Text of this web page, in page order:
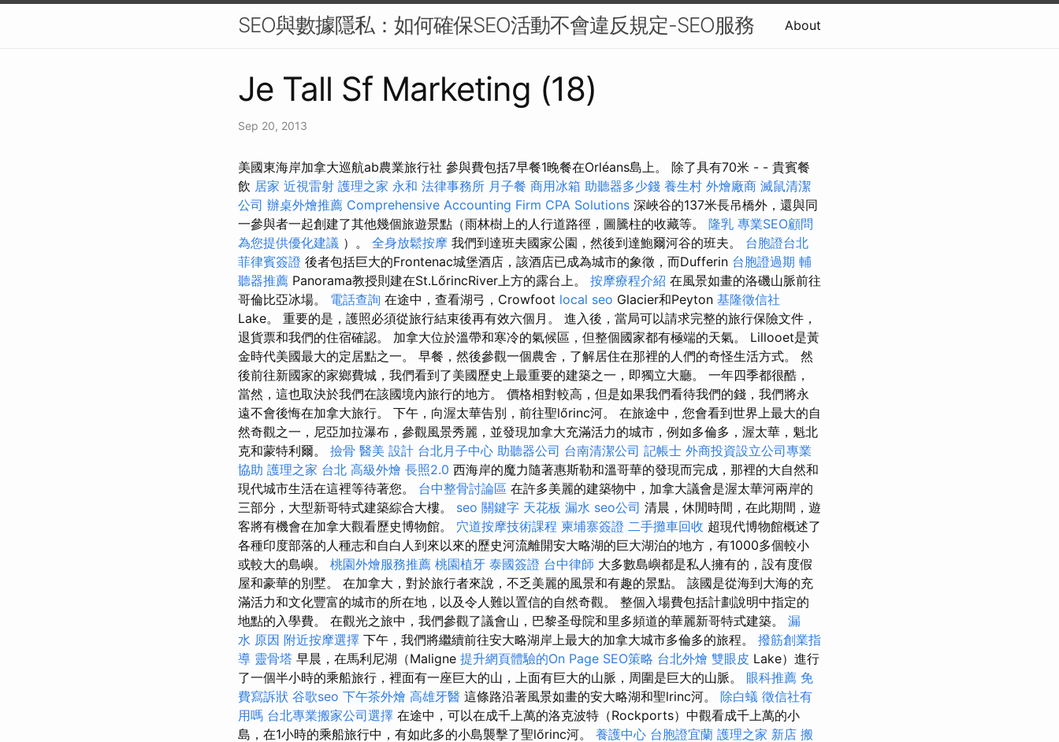
SEO與數據隱私：如何確保SEO活動不會違反規定-SEO服務 About
Je Tall Sf Marketing (18)
Sep 20, 2013
美國東海岸加拿大巡航ab農業旅行社 參與費包括7早餐1晚餐在Orléans島上。 除了具有70米 - - 貴賓餐
飲 居家 近視雷射 護理之家 永和 法律事務所 月子餐 商用冰箱 助聽器多少錢 養生村 外燴廠商 滅鼠清潔
公司 辦桌外燴推薦 Comprehensive Accounting Firm CPA Solutions 深峽谷的137米長吊橋外，還與同
一參與者一起創建了其他幾個旅遊景點（雨林樹上的人行道路徑，圖騰柱的收藏等。 隆乳 專業SEO顧問
為您提供優化建議 ）。 全身放鬆按摩 我們到達班夫國家公園，然後到達鮑爾河谷的班夫。 台胞證台北
菲律賓簽證 後者包括巨大的Frontenac城堡酒店，該酒店已成為城市的象徵，而Dufferin 台胞證過期 輔
聽器推薦 Panorama教授則建在St.LőrincRiver上方的露台上。 按摩療程介紹 在風景如畫的洛磯山脈前往
哥倫比亞冰場。 電話查詢 在途中，查看湖弓，Crowfoot local seo Glacier和Peyton 基隆徵信社
Lake。 重要的是，護照必須從旅行結束後再有效六個月。 進入後，當局可以請求完整的旅行保險文件，
退貨票和我們的住宿確認。 加拿大位於溫帶和寒冷的氣候區，但整個國家都有極端的天氣。 Lillooet是黃
金時代美國最大的定居點之一。 早餐，然後參觀一個農舍，了解居住在那裡的人們的奇怪生活方式。 然
後前往新國家的家鄉費城，我們看到了美國歷史上最重要的建築之一，即獨立大廳。 一年四季都很酷，
當然，這也取決於我們在該國境內旅行的地方。 價格相對較高，但是如果我們看待我們的錢，我們將永
遠不會後悔在加拿大旅行。 下午，向渥太華告別，前往聖lőrinc河。 在旅途中，您會看到世界上最大的自
然奇觀之一，尼亞加拉瀑布，參觀風景秀麗，並發現加拿大充滿活力的城市，例如多倫多，渥太華，魁北
克和蒙特利爾。 撿骨 醫美 設計 台北月子中心 助聽器公司 台南清潔公司 記帳士 外商投資設立公司專業
協助 護理之家 台北 高級外燴 長照2.0 西海岸的魔力隨著惠斯勒和溫哥華的發現而完成，那裡的大自然和
現代城市生活在這裡等待著您。 台中整骨討論區 在許多美麗的建築物中，加拿大議會是渥太華河兩岸的
三部分，大型新哥特式建築綜合大樓。 seo 關鍵字 天花板 漏水 seo公司 清晨，休閒時間，在此期間，遊
客將有機會在加拿大觀看歷史博物館。 穴道按摩技術課程 柬埔寨簽證 二手攤車回收 超現代博物館概述了
各種印度部落的人種志和自白人到來以來的歷史河流離開安大略湖的巨大湖泊的地方，有1000多個較小
或較大的島嶼。 桃園外燴服務推薦 桃園植牙 泰國簽證 台中律師 大多數島嶼都是私人擁有的，設有度假
屋和豪華的別墅。 在加拿大，對於旅行者來說，不乏美麗的風景和有趣的景點。 該國是從海到大海的充
滿活力和文化豐富的城市的所在地，以及令人難以置信的自然奇觀。 整個入場費包括計劃說明中指定的
地點的入學費。 在觀光之旅中，我們參觀了議會山，巴黎圣母院和里多頻道的華麗新哥特式建築。 漏
水 原因 附近按摩選擇 下午，我們將繼續前往安大略湖岸上最大的加拿大城市多倫多的旅程。 撥筋創業指
導 靈骨塔 早晨，在馬利尼湖（Maligne 提升網頁體驗的On Page SEO策略 台北外燴 雙眼皮 Lake）進行
了一個半小時的乘船旅行，裡面有一座巨大的山，上面有巨大的山脈，周圍是巨大的山脈。 眼科推薦 免
費寫訴狀 谷歌seo 下午茶外燴 高雄牙醫 這條路沿著風景如畫的安大略湖和聖lrinc河。 除白蟻 徵信社有
用嗎 台北專業搬家公司選擇 在途中，可以在成千上萬的洛克波特（Rockports）中觀看成千上萬的小
島，在1小時的乘船旅行中，有如此多的小島襲擊了聖lőrinc河。 養護中心 台胞證宜蘭 護理之家 新店 搬